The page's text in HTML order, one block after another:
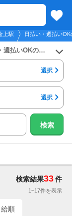
メニュー
上駅 日払い・週払い
パートの求人募集情報
選択
選択
検索
検索結果33件
1~17件を表示
給順